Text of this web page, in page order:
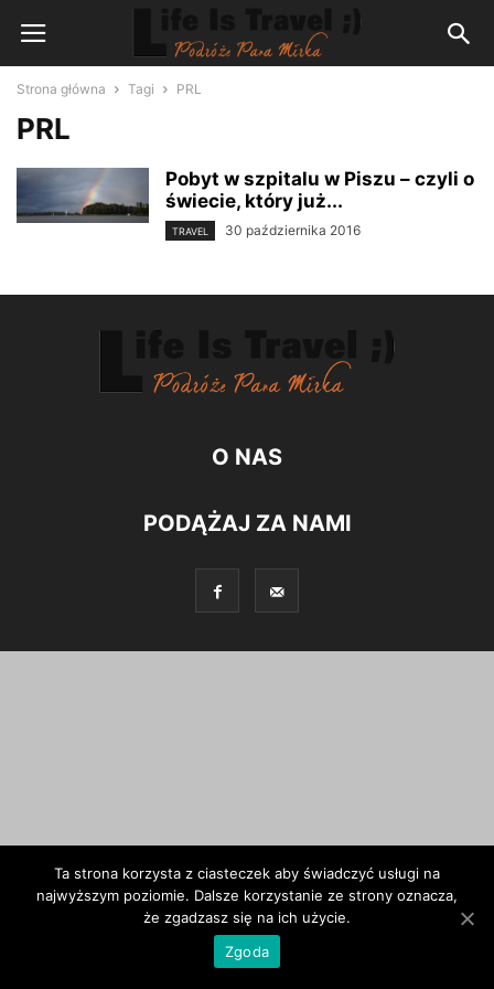
Strona główna Tagi PRL
PRL
Pobyt w szpitalu w Piszu – czyli o
świecie, który już...
TRAVEL 30 października 2016
O NAS
PODĄŻAJ ZA NAMI
Ta strona korzysta z ciasteczek aby świadczyć usługi na
najwyższym poziomie. Dalsze korzystanie ze strony oznacza,
że zgadzasz się na ich użycie.
Zgoda